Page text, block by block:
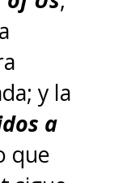
y la
a
que